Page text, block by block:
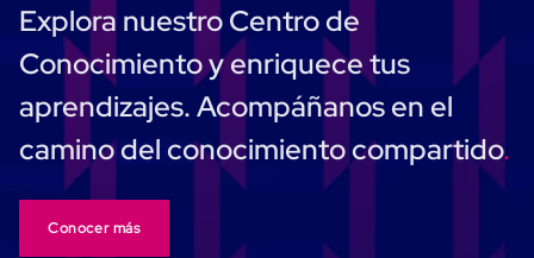
Sheet
Slip
Sheet
de
Plastico
Slip
Sheet
de
Carton
Tarimas
Explora nuestro Centro de
Conocimiento y enriquece tus
aprendizajes. Acompáñanos en el
camino del conocimiento compartido
Conocer más